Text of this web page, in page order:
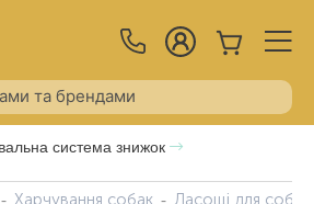
система знижок
Харчування собак Ласощі для собак